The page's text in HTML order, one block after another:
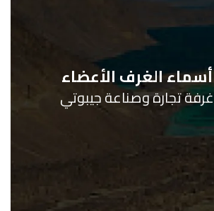
أسماء الغرف الأعضاء
غرفة تجارة وصناعة جيبوتي